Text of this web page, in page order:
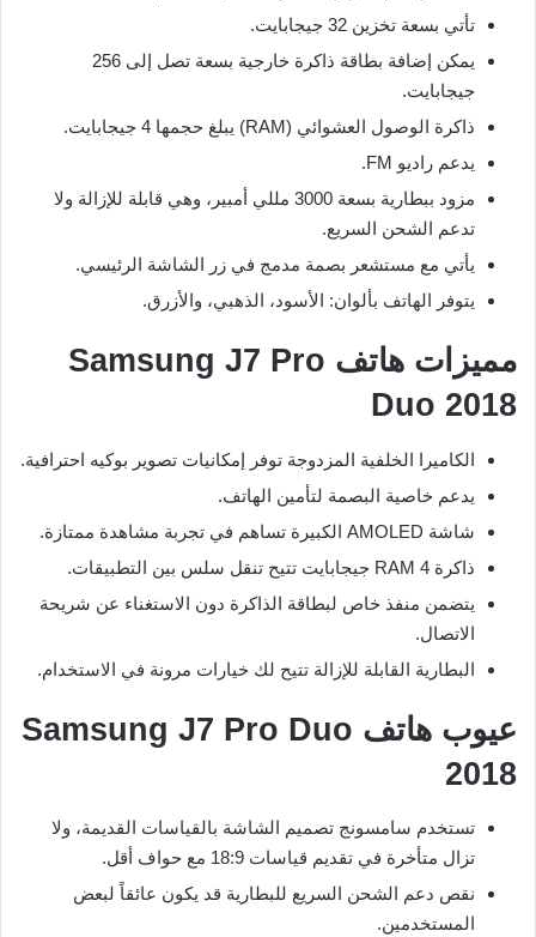
تأتي بسعة تخزين 32 جيجابايت.
يمكن إضافة بطاقة ذاكرة خارجية بسعة تصل إلى 256
جيجابايت.
ذاكرة الوصول العشوائي (RAM) يبلغ حجمها 4 جيجابايت.
يدعم راديو FM.
مزود ببطارية بسعة 3000 مللي أمبير، وهي قابلة للإزالة ولا
تدعم الشحن السريع.
يأتي مع مستشعر بصمة مدمج في زر الشاشة الرئيسي.
يتوفر الهاتف بألوان: الأسود، الذهبي، والأزرق.
مميزات هاتف Samsung J7 Pro
Duo 2018
الكاميرا الخلفية المزدوجة توفر إمكانيات تصوير بوكيه احترافية.
يدعم خاصية البصمة لتأمين الهاتف.
شاشة AMOLED الكبيرة تساهم في تجربة مشاهدة ممتازة.
ذاكرة RAM 4 جيجابايت تتيح تنقل سلس بين التطبيقات.
يتضمن منفذ خاص لبطاقة الذاكرة دون الاستغناء عن شريحة
الاتصال.
البطارية القابلة للإزالة تتيح لك خيارات مرونة في الاستخدام.
عيوب هاتف Samsung J7 Pro Duo
2018
تستخدم سامسونج تصميم الشاشة بالقياسات القديمة، ولا
تزال متأخرة في تقديم قياسات 18:9 مع حواف أقل.
نقص دعم الشحن السريع للبطارية قد يكون عائقاً لبعض
المستخدمين.